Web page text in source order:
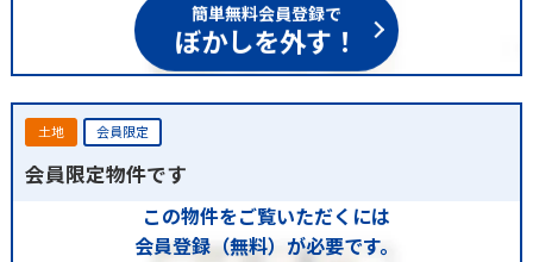
簡単無料会員登録で
ぼかしを外す！
土地 会員限定
会員限定物件です
この物件をご覧いただくには
会員登録（無料）が必要です。